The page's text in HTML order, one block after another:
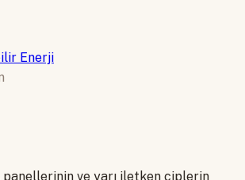
Enerji
panellerinin ve yarı iletken çiplerin